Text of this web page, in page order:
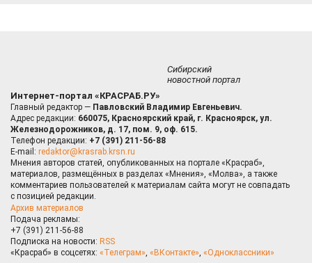
Сибирский
новостной портал
Интернет-портал «КРАСРАБ.РУ»
Главный редактор — Павловский Владимир Евгеньевич.
Адрес редакции: 660075, Красноярский край, г. Красноярск, ул.
Железнодорожников, д. 17, пом. 9, оф. 615.
Телефон редакции: +7 (391) 211-56-88
E-mail: redaktor@krasrab.krsn.ru
Мнения авторов статей, опубликованных на портале «Красраб»,
материалов, размещённых в разделах «Мнения», «Молва», а также
комментариев пользователей к материалам сайта могут не совпадать
с позицией редакции.
Архив материалов
Подача рекламы:
+7 (391) 211-56-88
Подписка на новости: RSS
«Красраб» в соцсетях: «Телеграм», «ВКонтакте», «Одноклассники»